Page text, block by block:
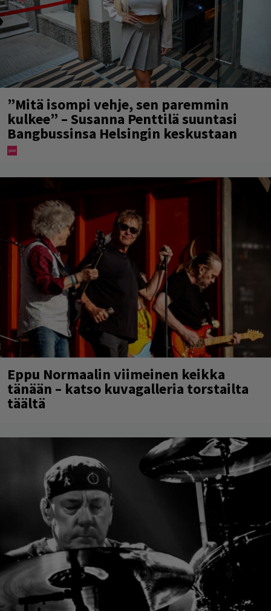
”Mitä isompi vehje, sen paremmin
kulkee” – Susanna Penttilä suuntasi
Bangbussinsa Helsingin keskustaan
Eppu Normaalin viimeinen keikka
tänään – katso kuvagalleria torstailta
täältä